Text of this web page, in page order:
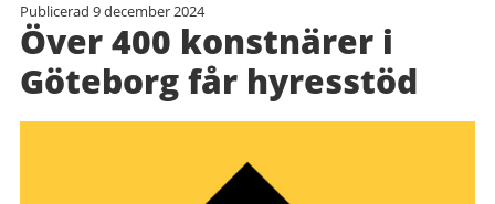
Publicerad 9 december 2024
Över 400 konstnärer i
Göteborg får hyresstöd